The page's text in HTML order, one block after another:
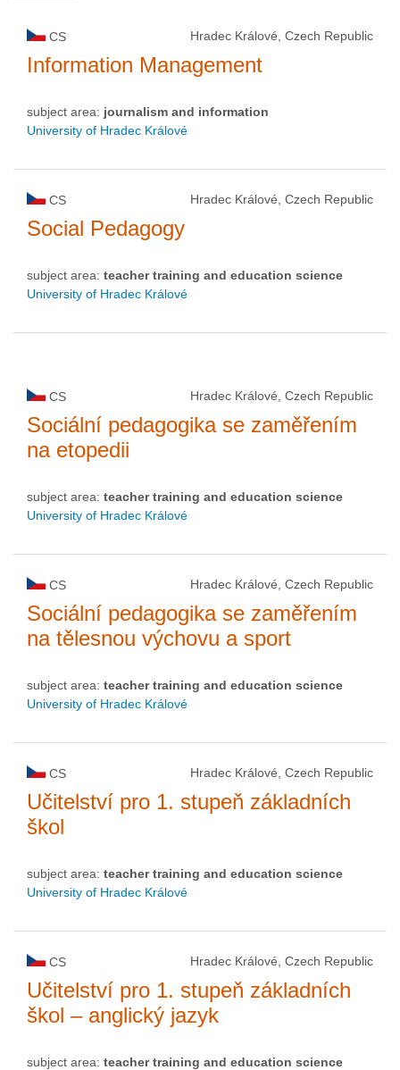
CS Hradec Králové, Czech Republic
Information Management
subject area: journalism and information
University of Hradec Králové
CS Hradec Králové, Czech Republic
Social Pedagogy
subject area: teacher training and education science
University of Hradec Králové
CS Hradec Králové, Czech Republic
Sociální pedagogika se zaměřením
na etopedii
subject area: teacher training and education science
University of Hradec Králové
CS Hradec Králové, Czech Republic
Sociální pedagogika se zaměřením
na tělesnou výchovu a sport
subject area: teacher training and education science
University of Hradec Králové
CS Hradec Králové, Czech Republic
Učitelství pro 1. stupeň základních
škol
subject area: teacher training and education science
University of Hradec Králové
CS Hradec Králové, Czech Republic
Učitelství pro 1. stupeň základních
škol – anglický jazyk
subject area: teacher training and education science